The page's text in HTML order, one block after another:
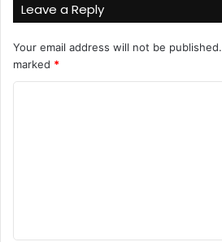
Leave a Reply
Your email address will not be published.
marked *